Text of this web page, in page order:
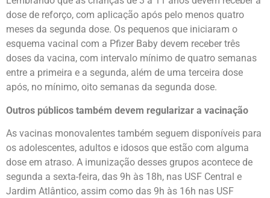
dose de reforço, com aplicação após pelo menos quatro
meses da segunda dose. Os pequenos que iniciaram o
esquema vacinal com a Pfizer Baby devem receber três
doses da vacina, com intervalo mínimo de quatro semanas
entre a primeira e a segunda, além de uma terceira dose
após, no mínimo, oito semanas da segunda dose.
Outros públicos também devem regularizar a vacinação
As vacinas monovalentes também seguem disponíveis para
os adolescentes, adultos e idosos que estão com alguma
dose em atraso. A imunização desses grupos acontece de
segunda a sexta-feira, das 9h às 18h, nas USF Central e
Jardim Atlântico, assim como das 9h às 16h nas USF